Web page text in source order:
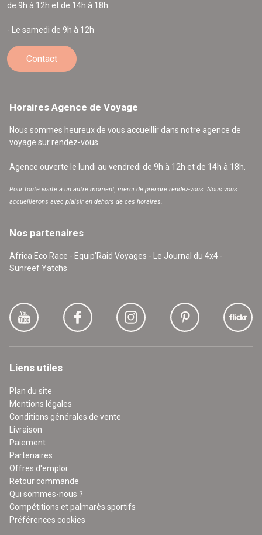
de 9h à 12h et de 14h à 18h
- Le samedi de 9h à 12h
Contact
Horaires Agence de Voyage
Nous sommes heureux de vous accueillir dans notre agence de
voyage sur rendez-vous.
Agence ouverte le lundi au vendredi de 9h à 12h et de 14h à 18h.
Pour toute visite à un autre moment, merci de prendre rendez-vous. Nous vous
accueillerons avec plaisir en dehors de ces horaires.
Nos partenaires
Africa Eco Race - Equip'Raid Voyages - Le Journal du 4x4 -
Sunreef Yatchs
Liens utiles
Plan du site
Mentions légales
Conditions générales de vente
Livraison
Paiement
Partenaires
Offres d'emploi
Retour commande
Qui sommes-nous ?
Compétitions et palmarès sportifs
Préférences cookies